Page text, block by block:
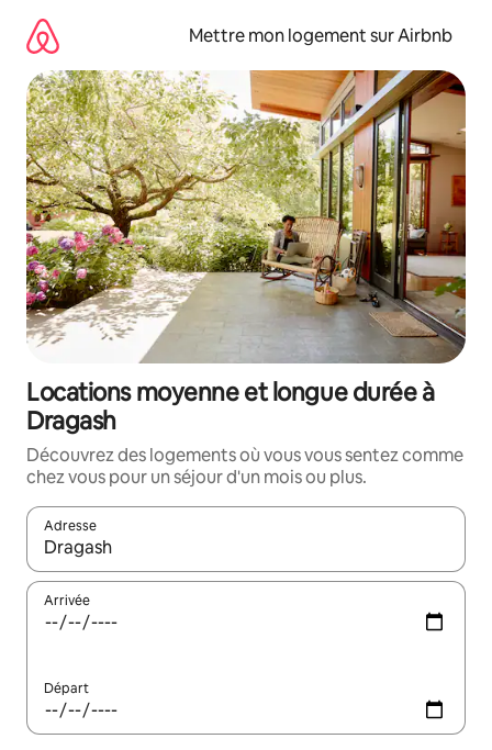
directement
contenu
Mettre mon logement sur Airbnb
Locations moyenne et longue durée à
Dragash
Découvrez des logements où vous vous sentez comme
chez vous pour un séjour d'un mois ou plus.
Adresse
Lorsque les résultats s'affichent, utilisez les flèches vers le
Arrivée
Départ